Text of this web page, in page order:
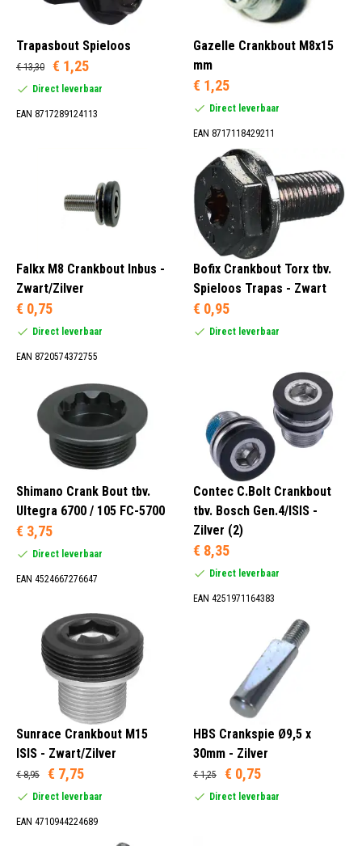
Trapasbout Spieloos
€ 13,30 € 1,25
Direct leverbaar
EAN 8717289124113
Gazelle Crankbout M8x15
mm
€ 1,25
Direct leverbaar
EAN 8717118429211
Falkx M8 Crankbout Inbus -
Zwart/Zilver
€ 0,75
Direct leverbaar
EAN 8720574372755
Bofix Crankbout Torx tbv.
Spieloos Trapas - Zwart
€ 0,95
Direct leverbaar
Shimano Crank Bout tbv.
Ultegra 6700 / 105 FC-5700
€ 3,75
Direct leverbaar
EAN 4524667276647
Contec C.Bolt Crankbout
tbv. Bosch Gen.4/ISIS -
Zilver (2)
€ 8,35
Direct leverbaar
EAN 4251971164383
Sunrace Crankbout M15
ISIS - Zwart/Zilver
€ 8,95 € 7,75
Direct leverbaar
EAN 4710944224689
HBS Crankspie Ø9,5 x
30mm - Zilver
€ 1,25 € 0,75
Direct leverbaar